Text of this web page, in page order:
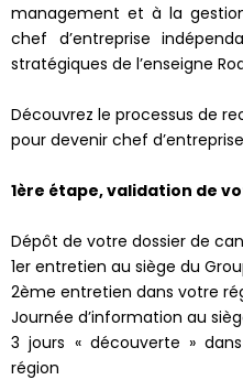
management et à la
chef d’entreprise
stratégiques de l’enseigne
Découvrez le processus de
pour devenir chef
1ère étape, validation de
Dépôt de votre dossier de
1er entretien au siège du
2ème entretien dans votre
Journée d’information au
3 jours « découverte »
région